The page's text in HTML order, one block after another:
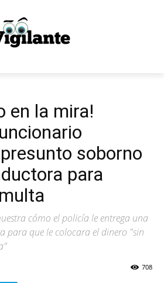
en la mira!
soborno
para
cómo el policía le entrega una
para que le colocara el dinero "sin
708